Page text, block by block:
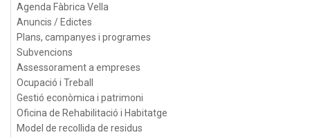
Agenda Fàbrica Vella
Anuncis / Edictes
Plans, campanyes i programes
Subvencions
Assessorament a empreses
Ocupació i Treball
Gestió econòmica i patrimoni
Oficina de Rehabilitació i Habitatge
Model de recollida de residus